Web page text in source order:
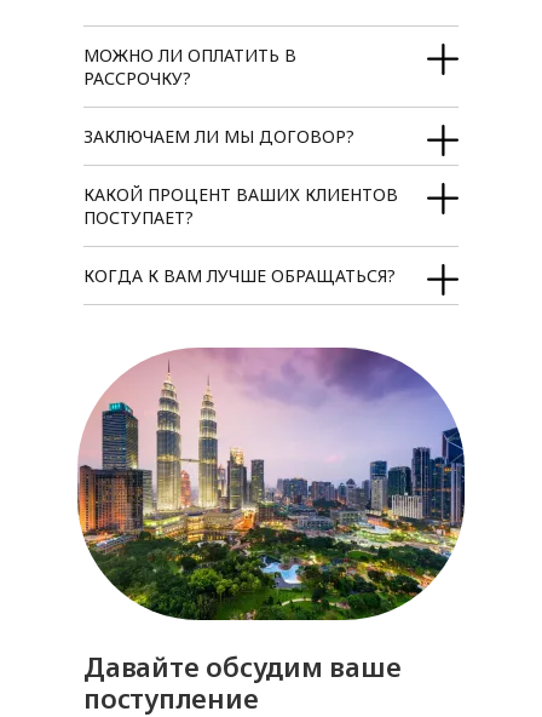
МОЖНО ЛИ ОПЛАТИТЬ В
РАССРОЧКУ?
ЗАКЛЮЧАЕМ ЛИ МЫ ДОГОВОР?
КАКОЙ ПРОЦЕНТ ВАШИХ КЛИЕНТОВ
ПОСТУПАЕТ?
КОГДА К ВАМ ЛУЧШЕ ОБРАЩАТЬСЯ?
Давайте обсудим ваше
поступление